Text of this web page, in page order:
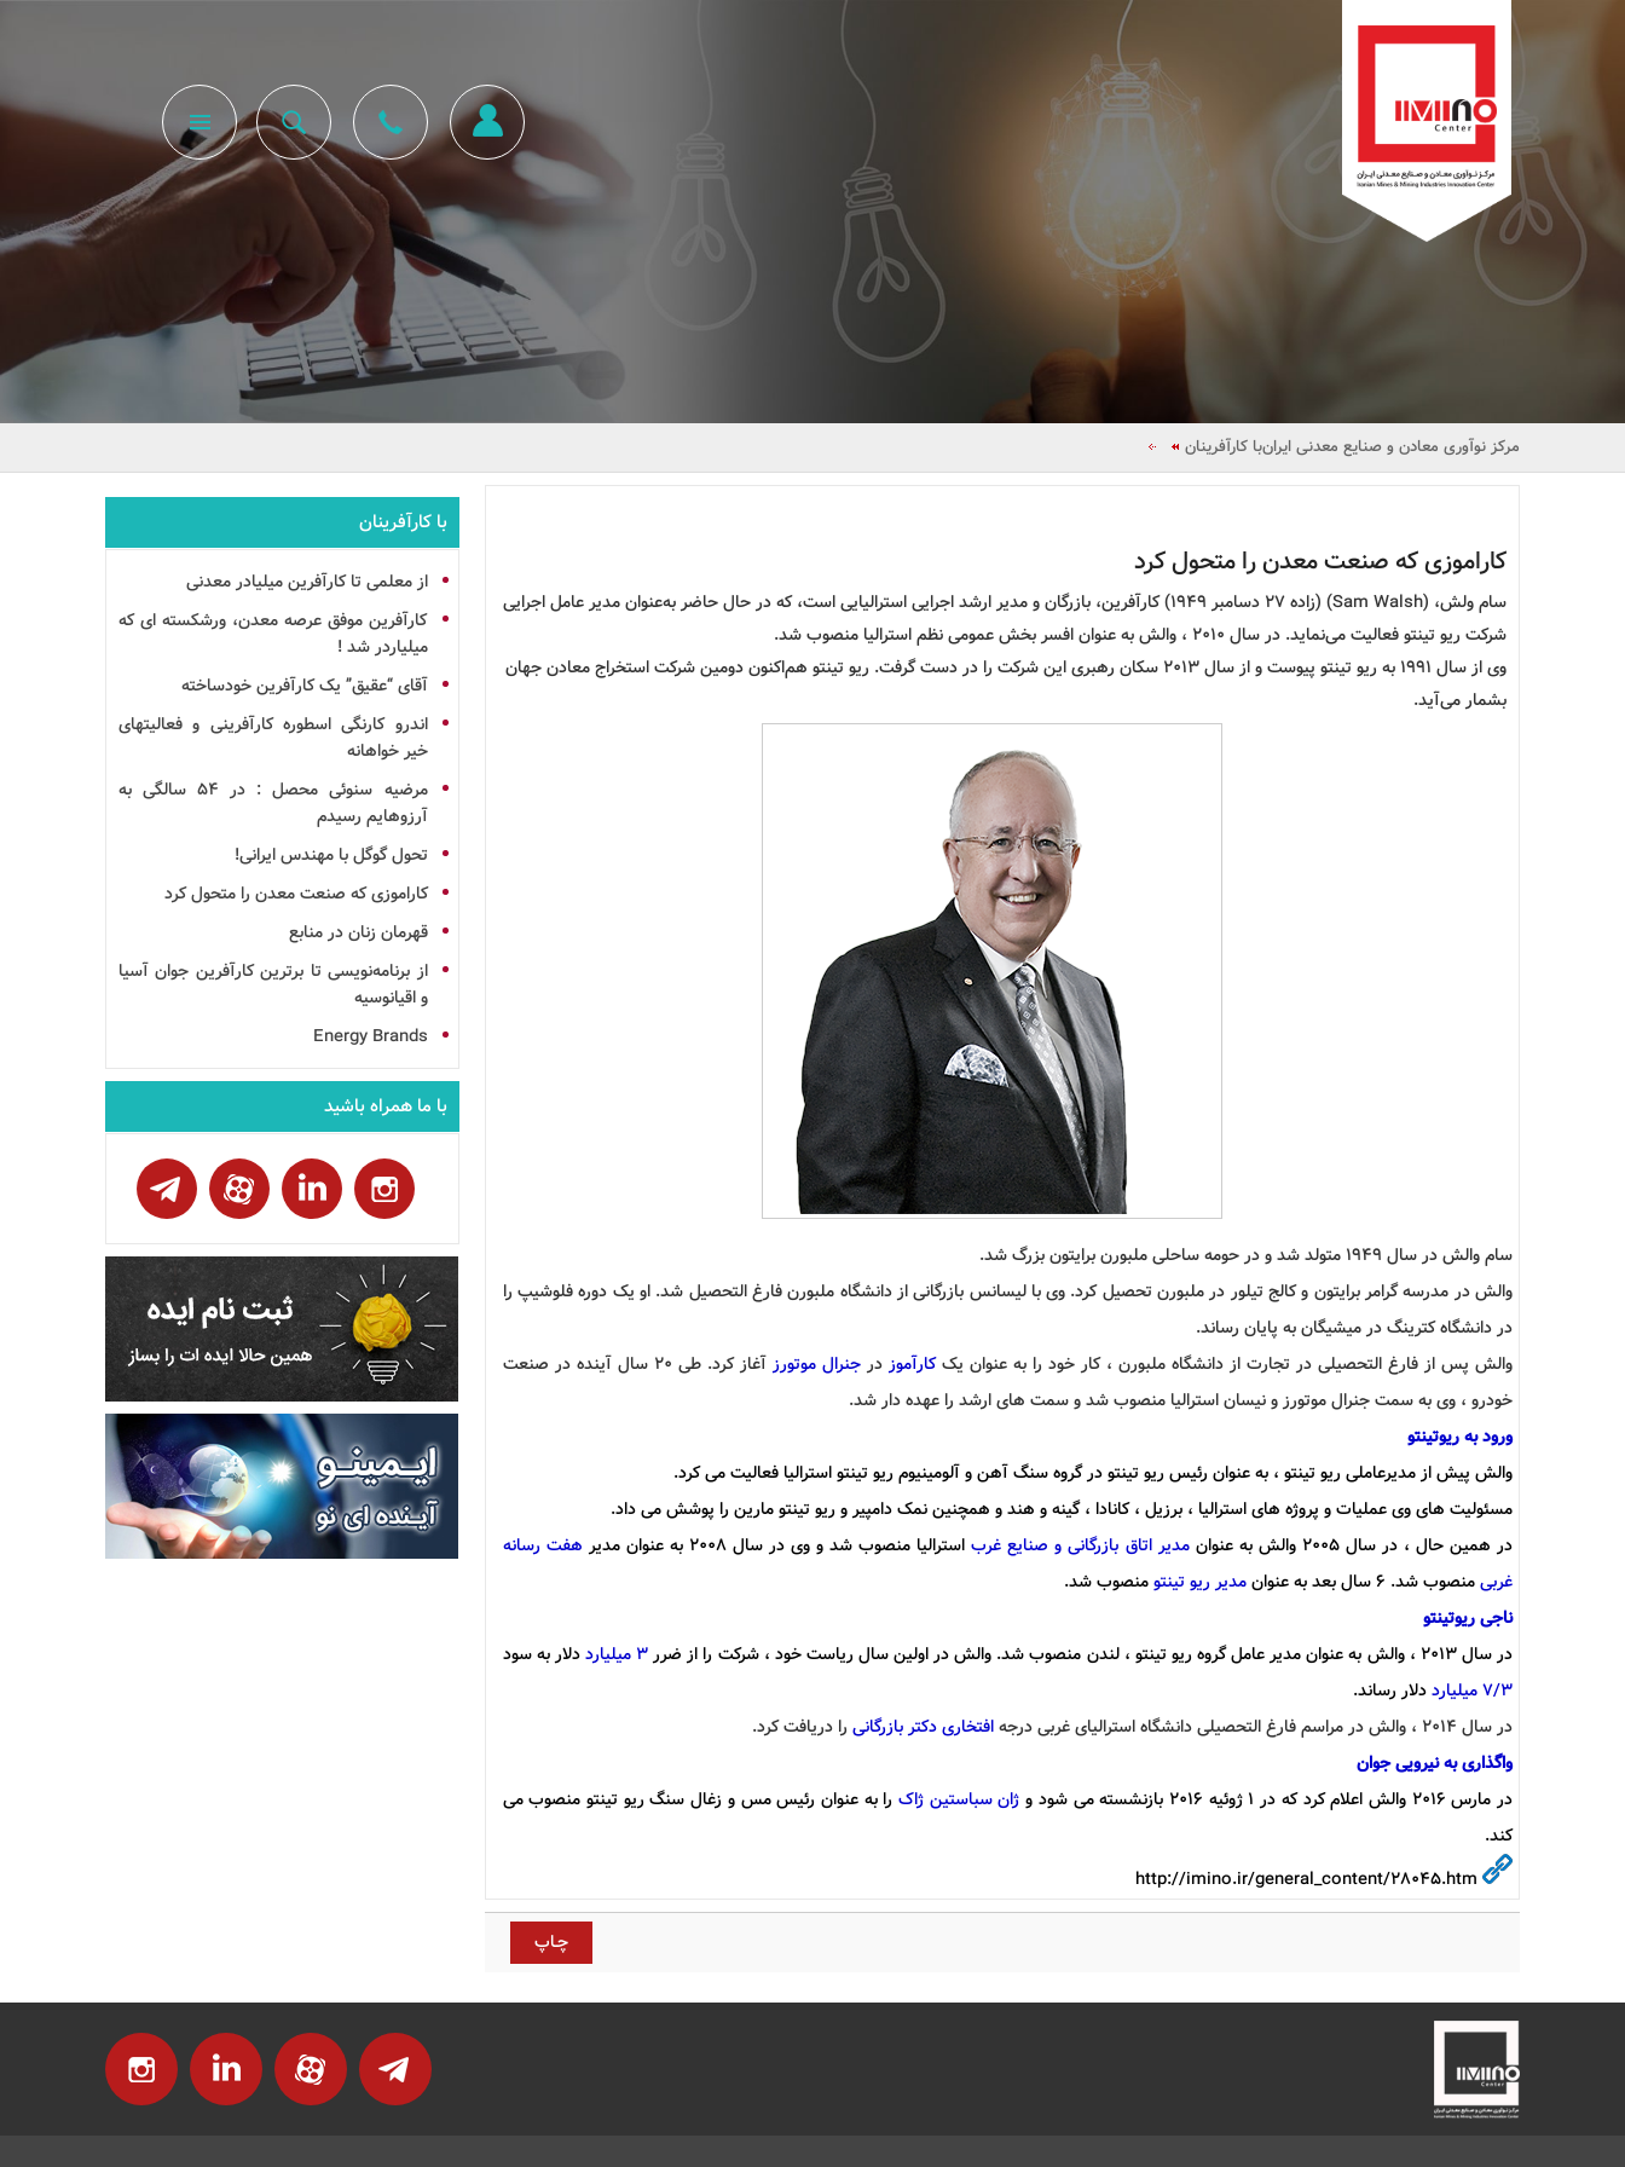
مرکز نوآوری معادن و صنایع معدنی ایرانبا کارآفرینان
کاراموزی که صنعتمعدنرا متحول کرد
سام ولش، (Sam Walsh) (زاده ۲۷ دسامبر ۱۹۴۹) کارآفرین، بازرگان و مدیر ارشد اجرایی استرالیایی است، که در حال حاضر به‌عنوان مدیر عامل اجرایی
شرکت ریو تینتو فعالیت می‌نماید. در سال 2010 ، والش به عنوان افسر بخش عمومی نظم استرالیا منصوب شد.
وی از سال ۱۹۹۱ به ریو تینتو پیوست و از سال ۲۰۱۳ سکان رهبری این شرکت را در دست گرفت. ریو تینتو هم‌اکنون دومین شرکت استخراج معادن جهان
بشمار می‌آید.
سام والش در سال 1949 متولد شد و در حومه ساحلی ملبورن برایتون بزرگ شد.
والش در مدرسه گرامر برایتون و کالج تیلور در ملبورن تحصیل کرد. وی با لیسانس بازرگانی از دانشگاه ملبورن فارغ التحصیل شد. او یک دوره فلوشیپ را
در دانشگاه کترینگ در میشیگان به پایان رساند.
والش پس از فارغ التحصیلی در تجارت از دانشگاه ملبورن ، کار خود را به عنوان یککارآموز در جنرال موتورز
آغاز کرد. طی 20 سال آینده در صنعت
خودرو ، وی به سمت جنرال موتورز و نیسان استرالیا منصوب شد و سمت های ارشد را عهده دار شد.
ورود به ریوتینتو
والش پیش از مدیرعاملی ریو تینتو ، به عنوان رئیس ریو تینتو در گروه سنگآهنو آلومینیوم ریو تینتو استرالیا فعالیت می کرد.
مسئولیت های وی عملیات و پروژه های استرالیا ، برزیل ، کانادا ، گینه و هند و همچنین نمک دامپیر و ریو تینتو مارین را پوشش می داد.
در همین حال ، در سال 2005 والش به عنوان
مدیر اتاق بازرگانی و صنایع غرباسترالیا منصوب شد و وی در سال 2008 به عنوان مدیر
هفت رسانه
غربیمنصوب شد. 6 سال بعد به عنوان مدیر ریو تینتومنصوب شد.
ناجی ریوتینتو
در سال 2013 ، والش به عنوان مدیر عامل گروه ریو تینتو ، لندن منصوب شد. والش در اولین سال ریاست خود ، شرکت را از ضرر
3 میلیارد
دلار به سود
7/3 میلیارد
دلار رساند.
در سال 2014 ، والش در مراسم فارغ التحصیلی دانشگاه استرالیای غربی درجه
افتخاری دکتر بازرگانی را دریافت کرد.
واگذاری به نیرویی جوان
در مارس 2016 والش اعلام کرد که در 1 ژوئیه 2016 بازنشسته می شود و
ژان سباستین ژاکرا به عنوان رئیس مس و زغال سنگ ریو تینتو منصوب می
کند.
با کارآفرینان
از معلمی تا کارآفرین میلیادر معدنی
کارآفرین موفق عرصه معدن، ورشکسته ای که
میلیاردر شد !
آقای “عقیق” یک کارآفرین خودساخته
اندرو کارنگی اسطوره کارآفرینی و فعالیتهای
خیر خواهانه
مرضیه سنوئی محصل : در 54 سالگی به
آرزوهایم رسیدم
تحول گوگل با مهندس ایرانی!
کاراموزی که صنعتمعدن را متحول کرد
قهرمان زنان در منابع
از برنامه‌نویسی تا برترین کارآفرین جوان آسیا
و اقیانوسیه
Energy Brands
با ما همراه باشید